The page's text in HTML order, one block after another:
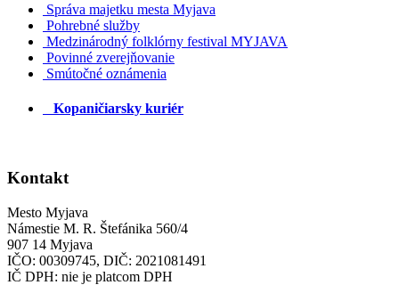
Správa majetku mesta Myjava
Pohrebné služby
Medzinárodný folklórny festival MYJAVA
Povinné zverejňovanie
Smútočné oznámenia
Kopaničiarsky kuriér
Kontakt
Mesto Myjava
Námestie M. R. Štefánika 560/4
907 14 Myjava
IČO: 00309745, DIČ: 2021081491
IČ DPH: nie je platcom DPH